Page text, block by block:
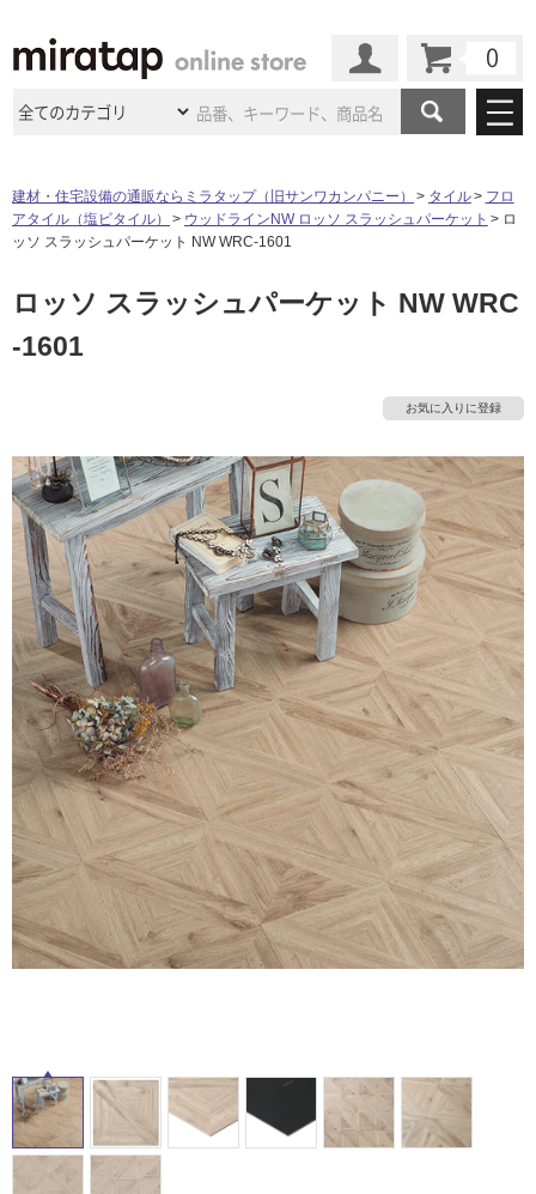
商品カテゴリ
洗面所・水回り タイル
キッチン 浴室（風呂・ バスルー
ドア（扉）・
ウッドデッキ フローリング・床材
収納 インテリア・ 家具
照明 ペット用品
内装用建材 パネル・壁材
ロートアイアン 天然石・石材
メンテナンス・施工材 新商品
施工事例
施工事例 法人案件納入事例
ミラタップ
ショールーム
ショールームの
ショールーム
名古屋ショールーム 京都ショールーム
福岡ショールーム 札幌スマートショールー
ム
横浜スマートショールー
ム
ウェルビーみのお
HDC
BOX
よくある質問 お問い合わせ
修理お問い合わせ クレーム公開
説明書・図面検索 水まわり3年保証
お役立ち情報 住まいのスタイリング
アイデア
ミラタップチャンネル
オンライン相談
ミラタップと創る家
ASOLIE
工事会社紹介Coziコンシ
ェルジュ
自分らしい家づくり
SUVACO
最高のリノベ会社がみつ
かるリノベりす
建材・住宅設備の通販ならミラタップ（旧サンワカンパニー） タイル
フロ
アタイル（塩ビタイル）
ウッドラインNW ロッソ スラッシュパーケット
ロ
ッソ スラッシュパーケット NW WRC-1601
ロッソ スラッシュパーケット NW WRC
-1601
お気に入りに登録
タ
イ
ル
屋
外
床・